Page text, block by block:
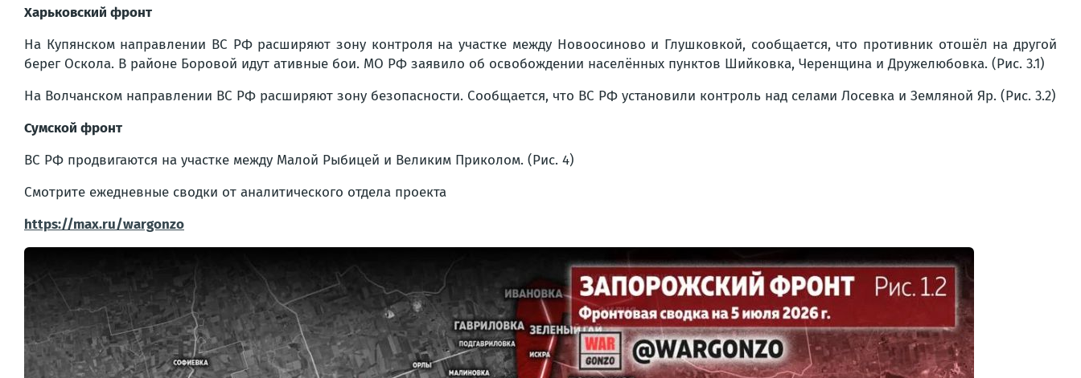
Харьковский фронт
На Купянском направлении ВС РФ расширяют зону контроля на участке между Новоосиново и Глушковкой, сообщается, что противник отошёл на другой
берег Оскола. В районе Боровой идут ативные бои. МО РФ заявило об освобождении населённых пунктов Шийковка, Черенщина и Дружелюбовка. (Рис. 3.1)
На Волчанском направлении ВС РФ расширяют зону безопасности. Сообщается, что ВС РФ установили контроль над селами Лосевка и Земляной Яр. (Рис. 3.2)
Сумской фронт
ВС РФ продвигаются на участке между Малой Рыбицей и Великим Приколом. (Рис. 4)
Смотрите ежедневные сводки от аналитического отдела проекта
https://max.ru/wargonzo